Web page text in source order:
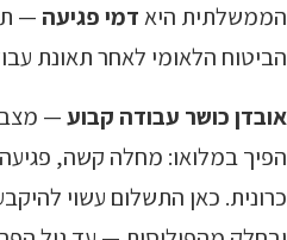
הממשלתית היאדמי פגיעה —
הביטוח הלאומי לאחר תאונת
אובדן כושר עבודה קבוע— מצב
הפיך במלואו: מחלה קשה,
כרונית. כאן התשלום עשוי